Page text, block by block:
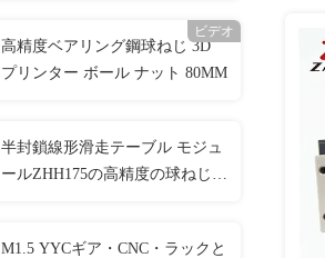
ビデオ
高精度ベアリング鋼球ねじ 3D
プリンター ボール ナット 80MM
半封鎖線形滑走テーブル モジュ
ールZHH175の高精度の球ねじ塵
M1.5 YYCギア・CNC・ラックと